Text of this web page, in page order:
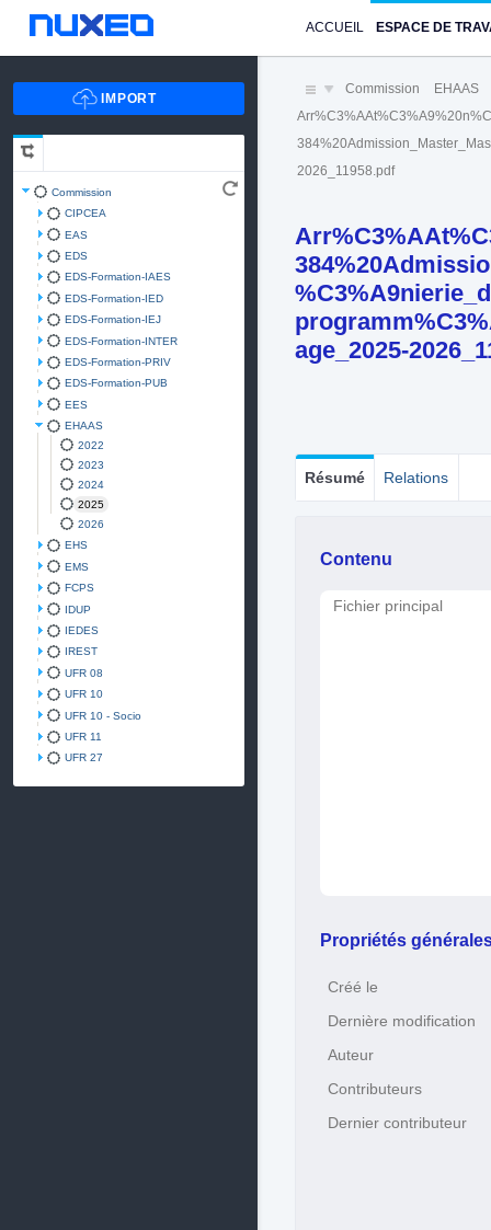
ACCUEIL ESPACE DE
Commission
CIPCEA
EAS
EDS
EDS-Formation-IAES
EDS-Formation-IED
EDS-Formation-IEJ
EDS-Formation-INTER
EDS-Formation-PRIV
EDS-Formation-PUB
EES
EHAAS
2022
2023
2024
2025
2026
EHS
EMS
FCPS
IDUP
IEDES
IREST
UFR 08
UFR 10
UFR 10 - Socio
UFR 11
UFR 27
Commission EHAAS
2026_11958.pdf
age_2025-
Résumé Relations
Contenu
Fichier principal
Propriétés
Créé le
Dernière modification
Auteur
Contributeurs
Dernier contributeur